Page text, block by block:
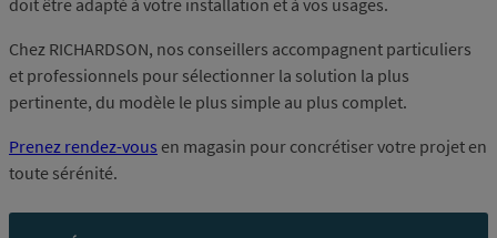
doit être adapté à votre installation et à vos usages.
Chez RICHARDSON, nos conseillers accompagnent particuliers
et professionnels pour sélectionner la solution la plus
pertinente, du modèle le plus simple au plus complet.
Prenez rendez-vous en magasin pour concrétiser votre projet en
toute sérénité.